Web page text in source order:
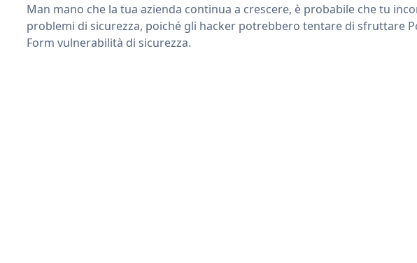
Man mano che la tua azienda continua a crescere, è probabile che tu
problemi di sicurezza, poiché gli hacker potrebbero tentare di sfruttare
Form vulnerabilità di sicurezza.